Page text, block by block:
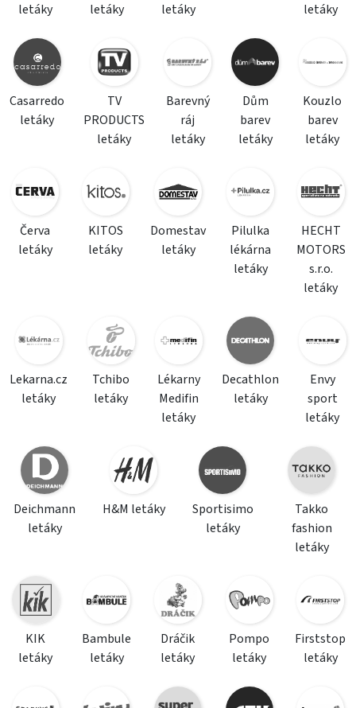
letáky
letáky
letáky
letáky
Casarredo
letáky
TV
PRODUCTS
letáky
Barevný
ráj
letáky
Dům
barev
letáky
Kouzlo
barev
letáky
Červa
letáky
KITOS
letáky
Domestav
letáky
Pilulka
lékárna
letáky
HECHT
MOTORS
s.r.o.
letáky
Lekarna.cz
letáky
Tchibo
letáky
Lékarny
Medifin
letáky
Decathlon
letáky
Envy
sport
letáky
Deichmann
letáky
H&M letáky
Sportisimo
letáky
Takko
fashion
letáky
KIK
letáky
Bambule
letáky
Dráčik
letáky
Pompo
letáky
Firststop
letáky